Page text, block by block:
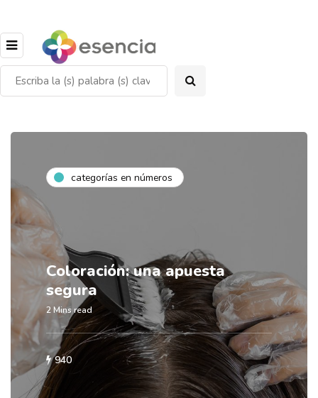
categorías en números
Coloración: una apuesta
segura
2 Mins read
940